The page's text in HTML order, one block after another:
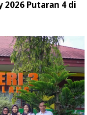
2026 Putaran 4 di